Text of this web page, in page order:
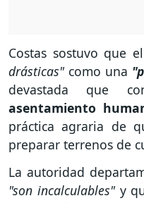
Costas sostuvo que
drásticas"como una
devastada que
asentamiento
práctica agraria de
preparar terrenos de
La autoridad
"son incalculables" y